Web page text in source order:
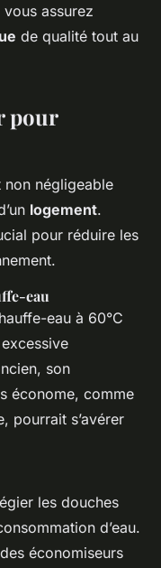
assurez
de qualité tout au
pour
non négligeable
logement.
pour réduire les
eau
eau à 60°C
son
économe, comme
pourrait s’avérer
les douches
d’eau.
économiseurs